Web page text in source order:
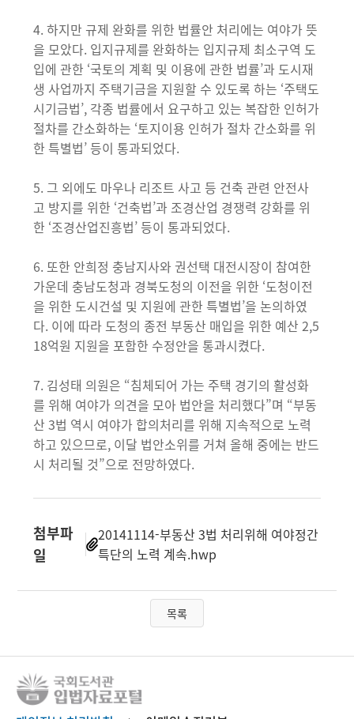
4. 하지만 규제 완화를 위한 법률안 처리에는 여야가 뜻
을 모았다. 입지규제를 완화하는 입지규제 최소구역 도
입에 관한 ‘국토의 계획 및 이용에 관한 법률’과 도시재
생 사업까지 주택기금을 지원할 수 있도록 하는 ‘주택도
시기금법’, 각종 법률에서 요구하고 있는 복잡한 인허가
절차를 간소화하는 ‘토지이용 인허가 절차 간소화를 위
한 특별법’ 등이 통과되었다.
5. 그 외에도 마우나 리조트 사고 등 건축 관련 안전사
고 방지를 위한 ‘건축법’과 조경산업 경쟁력 강화를 위
한 ‘조경산업진흥법’ 등이 통과되었다.
6. 또한 안희정 충남지사와 권선택 대전시장이 참여한
가운데 충남도청과 경북도청의 이전을 위한 ‘도청이전
을 위한 도시건설 및 지원에 관한 특별법’을 논의하였
다. 이에 따라 도청의 종전 부동산 매입을 위한 예산 2,5
18억원 지원을 포함한 수정안을 통과시켰다.
7. 김성태 의원은 “침체되어 가는 주택 경기의 활성화
를 위해 여야가 의견을 모아 법안을 처리했다”며 “부동
산 3법 역시 여야가 합의처리를 위해 지속적으로 노력
하고 있으므로, 이달 법안소위를 거쳐 올해 중에는 반드
시 처리될 것”으로 전망하였다.
첨부파
일
20141114-부동산 3법 처리위해 여야정간
특단의 노력 계속.hwp
목록